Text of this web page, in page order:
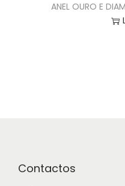
ANEL OURO E
Contactos